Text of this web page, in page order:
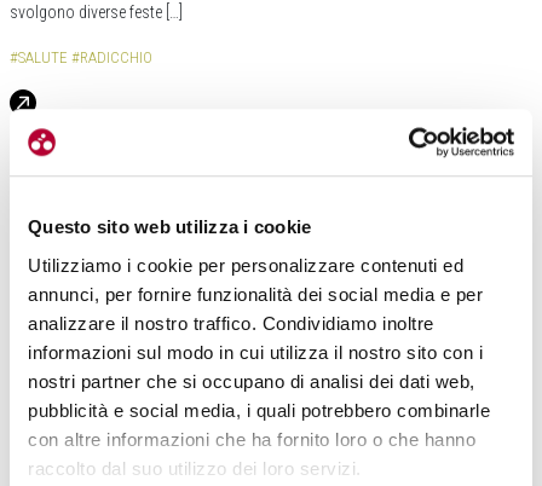
Questo sito web utilizza i cookie
Utilizziamo i cookie per personalizzare contenuti ed
annunci, per fornire funzionalità dei social media e per
analizzare il nostro traffico. Condividiamo inoltre
informazioni sul modo in cui utilizza il nostro sito con i
nostri partner che si occupano di analisi dei dati web,
pubblicità e social media, i quali potrebbero combinarle
con altre informazioni che ha fornito loro o che hanno
raccolto dal suo utilizzo dei loro servizi.
svolgono diverse feste […]
#SALUTE #RADICCHIO